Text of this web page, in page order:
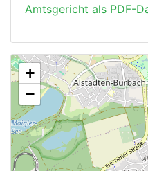
Amtsgericht als PDF-
+
−